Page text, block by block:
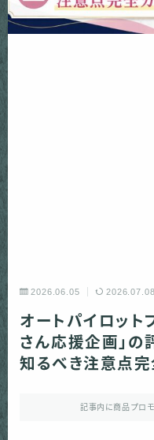
2026.06.05 2026.07.08
オートパイロット
さん応援企画」の
知るべき注意点完
記事内に商品プロ